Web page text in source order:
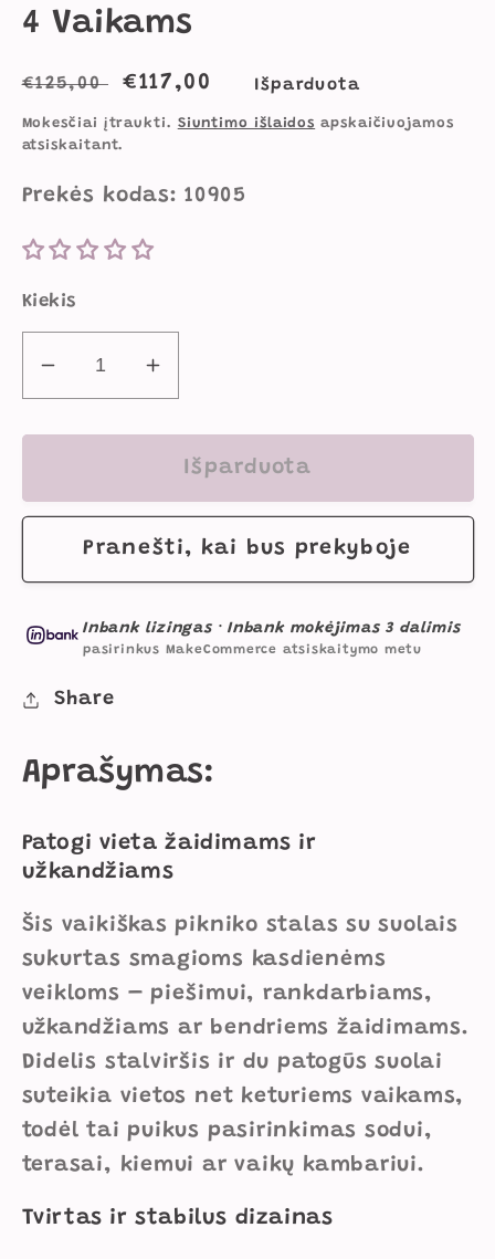
4 Vaikams
Įprasta
kaina
€125,00
Išpardavimo
kaina
€117,00 Išparduota
Mokesčiai įtraukti. Siuntimo išlaidos apskaičiuojamos
atsiskaitant.
Prekės kodas: 10905
Kiekis
Sumažinti
Sulankstomas
Vaikiškas
Stalas
Suolais
Vaikams
Padidinti
Sulankstomas
Vaikiškas
Pikniko
Stalas
2
Suolais
4
Vaikams
Išparduota
Pranešti, kai bus prekyboje
Inbank lizingas ·Inbank mokėjimas 3 dalimis
pasirinkus MakeCommerce atsiskaitymo metu
Share
Aprašymas:
Patogi vieta žaidimams ir
užkandžiams
Šis vaikiškas pikniko stalas su suolais
sukurtas smagioms kasdienėms
veikloms – piešimui, rankdarbiams,
užkandžiams ar bendriems žaidimams.
Didelis stalviršis ir du patogūs suolai
suteikia vietos net keturiems vaikams,
todėl tai puikus pasirinkimas sodui,
terasai, kiemui ar vaikų kambariui.
Tvirtas ir stabilus dizainas